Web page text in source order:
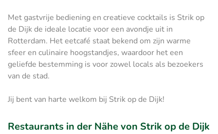
Met gastvrije bediening en creatieve cocktails is Strik op
de Dijk de ideale locatie voor een avondje uit in
Rotterdam. Het eetcafé staat bekend om zijn warme
sfeer en culinaire hoogstandjes, waardoor het een
geliefde bestemming is voor zowel locals als bezoekers
van de stad.
Jij bent van harte welkom bij Strik op de Dijk!
Restaurants in der Nähe von Strik op de Dijk